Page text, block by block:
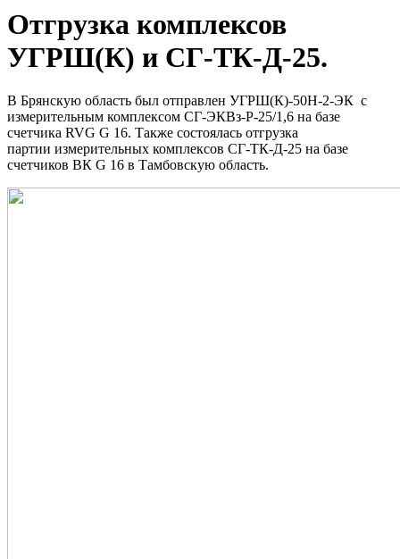
Отгрузка комплексов
УГРШ(К) и СГ-ТК-Д-25.
В Брянскую область был отправлен УГРШ(К)-50Н-2-ЭК с
измерительным комплексом СГ-ЭКВз-Р-25/1,6 на базе
счетчика RVG G 16. Также состоялась отгрузка
партии измерительных комплексов СГ-ТК-Д-25 на базе
счетчиков ВК G 16 в Тамбовскую область.